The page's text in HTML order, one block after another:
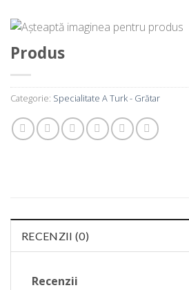
Produs
Categorie: Specialitate A Turk - Grătar
RECENZII (0)
Recenzii